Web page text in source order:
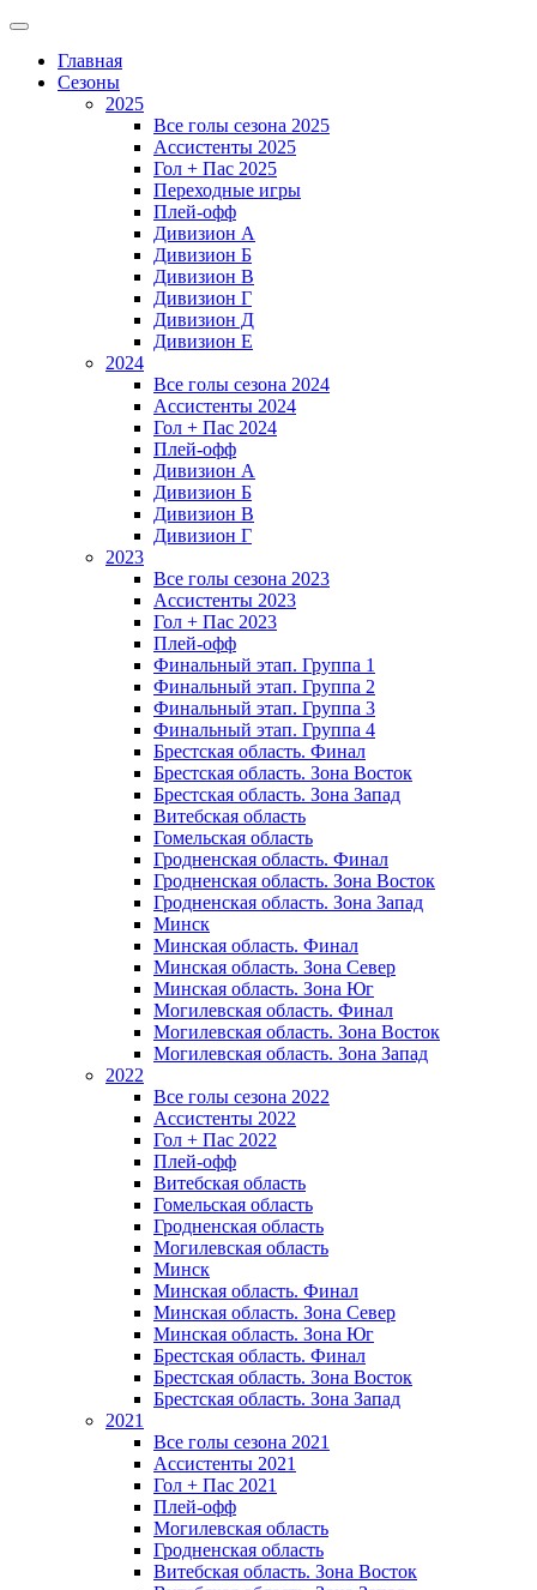
Главная
Сезоны
2025
Все голы сезона 2025
Ассистенты 2025
Гол + Пас 2025
Переходные игры
Плей-офф
Дивизион A
Дивизион Б
Дивизион В
Дивизион Г
Дивизион Д
Дивизион Е
2024
Все голы сезона 2024
Ассистенты 2024
Гол + Пас 2024
Плей-офф
Дивизион A
Дивизион Б
Дивизион В
Дивизион Г
2023
Все голы сезона 2023
Ассистенты 2023
Гол + Пас 2023
Плей-офф
Финальный этап. Группа 1
Финальный этап. Группа 2
Финальный этап. Группа 3
Финальный этап. Группа 4
Брестская область. Финал
Брестская область. Зона Восток
Брестская область. Зона Запад
Витебская область
Гомельская область
Гродненская область. Финал
Гродненская область. Зона Восток
Гродненская область. Зона Запад
Минск
Минская область. Финал
Минская область. Зона Север
Минская область. Зона Юг
Могилевская область. Финал
Могилевская область. Зона Восток
Могилевская область. Зона Запад
2022
Все голы сезона 2022
Ассистенты 2022
Гол + Пас 2022
Плей-офф
Витебская область
Гомельская область
Гродненская область
Могилевская область
Минск
Mинская область. Финал
Минская область. Зона Север
Минская область. Зона Юг
Брестская область. Финал
Брестская область. Зона Восток
Брестская область. Зона Запад
2021
Все голы сезона 2021
Ассистенты 2021
Гол + Пас 2021
Плей-офф
Могилевская область
Гродненская область
Витебская область. Зона Восток